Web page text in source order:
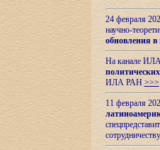
24 февраля
научно-
обновления в
На канале
ИЛА РАН >>>
11 февраля